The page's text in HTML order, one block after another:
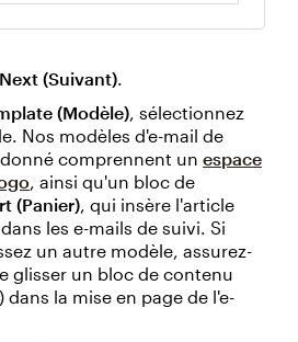
Next (Suivant).
(Modèle), sélectionnez
Nos modèles d'e-mail de
comprennent un espace
, ainsi qu'un bloc de
(Panier), qui insère l'article
les e-mails de suivi. Si
un autre modèle, assurez-
glisser un bloc de contenu
dans la mise en page de l'e-